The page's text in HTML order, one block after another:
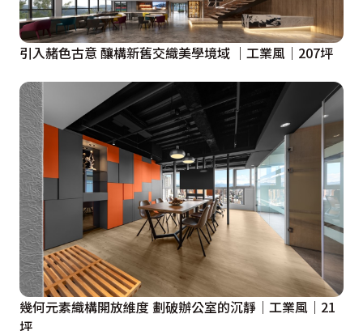
引入赭色古意 釀構新舊交織美學境域 ｜工業風｜207坪
幾何元素織構開放維度 劃破辦公室的沉靜｜工業風｜21
坪